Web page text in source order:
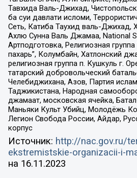
Тавхида Валь-Джихад,
ба суи давлати исломи,
Сеть, Катиба Таухид валь-Джихад,
Ахлю Сунна Валь Джамаа, National
Артподготовка, Религиозная
пахарь”, Колумбайн, Хатлонский
религиозная группа п. Кушкуль г.
татарский добровольческий
Челебиджихана, Азов, Партия
Таджикистана, Народная
джамаат, московская ячейка,
Маньяки Культ Убийц, Молодёжь
Легион Свобода России, Айдар,
корпус
Источник: http://nac.gov.ru/
ekstremistskie-organizacii-i-
на 16.11.2023